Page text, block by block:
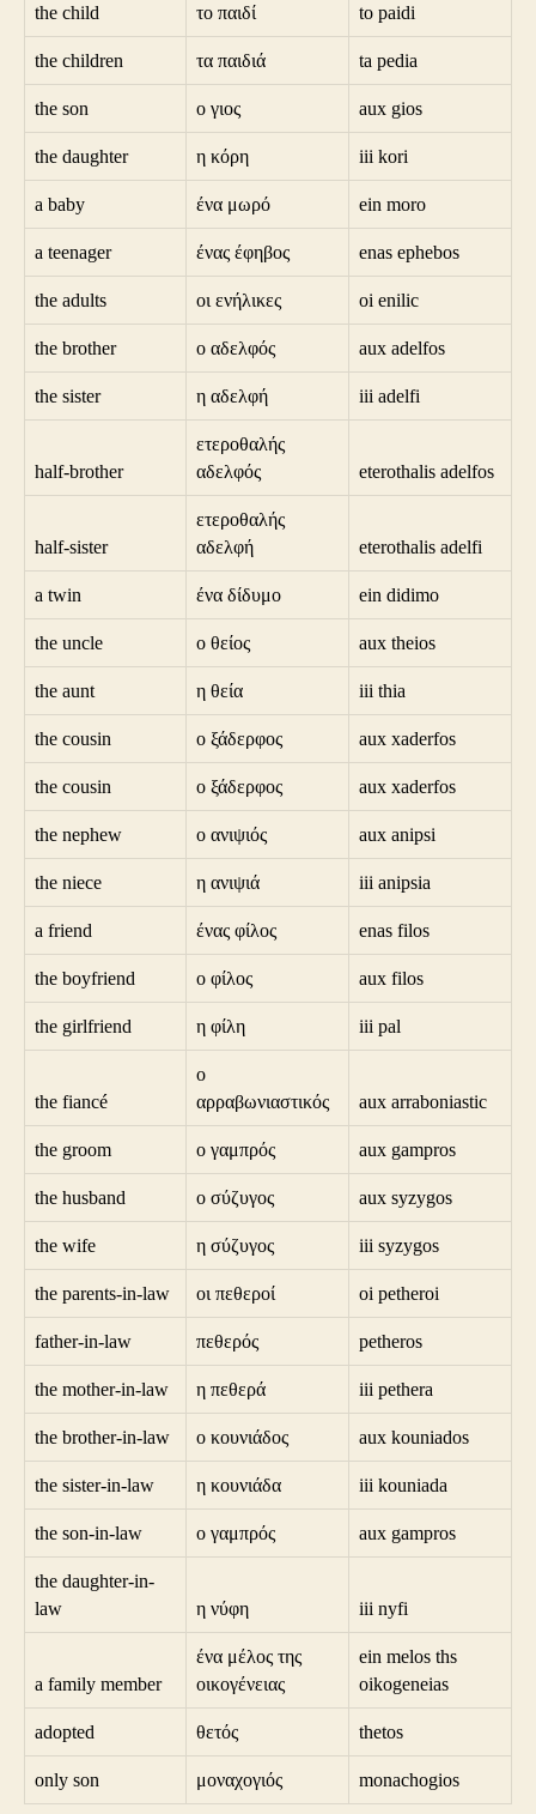
the child το παιδί to paidi
the children τα παιδιά ta pedia
the son ο γιος aux gios
the daughter η κόρη iii kori
a baby ένα μωρό ein moro
a teenager ένας έφηβος enas ephebos
the adults οι ενήλικες oi enilic
the brother ο αδελφός aux adelfos
the sister η αδελφή iii adelfi
half-brother
ετεροθαλής
αδελφός
eterothalis adelfos
half-sister
ετεροθαλής
αδελφή
eterothalis adelfi
a twin ένα δίδυμο ein didimo
the uncle ο θείος aux theios
the aunt η θεία iii thia
the cousin ο ξάδερφος aux xaderfos
the cousin ο ξάδερφος aux xaderfos
the nephew ο ανιψιός aux anipsi
the niece η ανιψιά iii anipsia
a friend ένας φίλος enas filos
the boyfriend ο φίλος aux filos
the girlfriend η φίλη iii pal
the fiancé
ο
αρραβωνιαστικός
aux arraboniastic
the groom ο γαμπρός aux gampros
the husband ο σύζυγος aux syzygos
the wife η σύζυγος iii syzygos
the parents-in-law οι πεθεροί oi petheroi
father-in-law πεθερός petheros
the mother-in-law η πεθερά iii pethera
the brother-in-law ο κουνιάδος aux kouniados
the sister-in-law η κουνιάδα iii kouniada
the son-in-law ο γαμπρός aux gampros
the daughter-in-
law
η νύφη iii nyfi
a family member
ένα μέλος της
οικογένειας
ein melos ths
oikogeneias
adopted θετός thetos
only son μοναχογιός monachogios